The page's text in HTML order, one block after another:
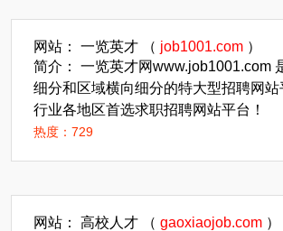
网站： 一览英才 （ job1001.com ）
简介： 一览英才网www.job1001.com
细分和区域横向细分的特大型招聘网
行业各地区首选求职招聘网站平台！
热度：729
网站： 高校人才 （ gaoxiaojob.com ）